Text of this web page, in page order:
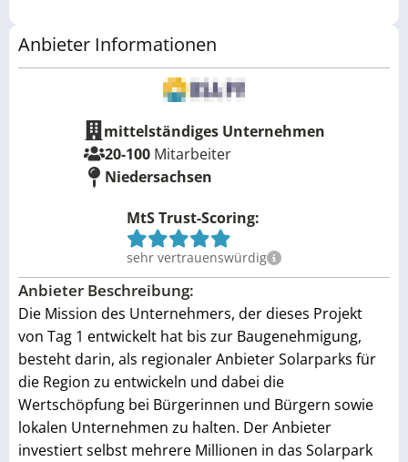
Anbieter Informationen
mittelständiges Unternehmen
20-100 Mitarbeiter
Niedersachsen
MtS Trust-Scoring:
sehr vertrauenswürdig
Anbieter Beschreibung:
Die Mission des Unternehmers, der dieses Projekt
von Tag 1 entwickelt hat bis zur Baugenehmigung,
besteht darin, als regionaler Anbieter Solarparks für
die Region zu entwickeln und dabei die
Wertschöpfung bei Bürgerinnen und Bürgern sowie
lokalen Unternehmen zu halten. Der Anbieter
investiert selbst mehrere Millionen in das Solarpark